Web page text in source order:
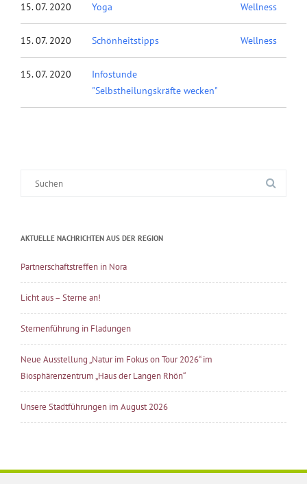
15. 07. 2020 Yoga Wellness
15. 07. 2020 Schönheitstipps Wellness
15. 07. 2020
Infostunde
"Selbstheilungskräfte wecken"
AKTUELLE NACHRICHTEN AUS DER REGION
Partnerschaftstreffen in Nora
Licht aus – Sterne an!
Sternenführung in Fladungen
Neue Ausstellung „Natur im Fokus on Tour 2026“ im
Biosphärenzentrum „Haus der Langen Rhön“
Unsere Stadtführungen im August 2026